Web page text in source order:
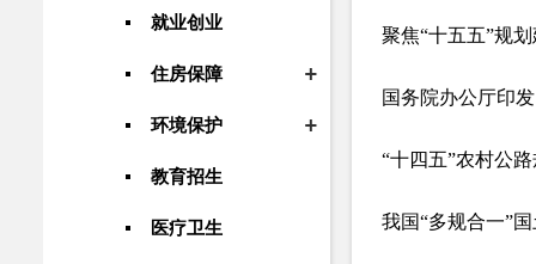
就业创业
住房保障
环境保护
教育招生
医疗卫生
聚焦“十五五”规
国务院办公厅印
“十四五”农村公
我国“多规合一”